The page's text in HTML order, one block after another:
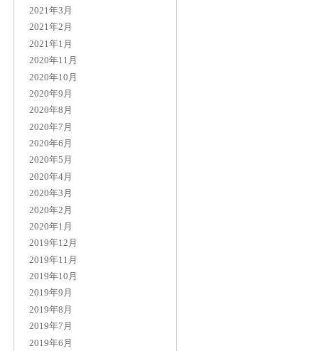
2021年3月
2021年2月
2021年1月
2020年11月
2020年10月
2020年9月
2020年8月
2020年7月
2020年6月
2020年5月
2020年4月
2020年3月
2020年2月
2020年1月
2019年12月
2019年11月
2019年10月
2019年9月
2019年8月
2019年7月
2019年6月